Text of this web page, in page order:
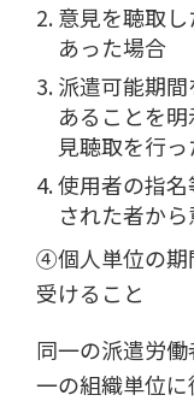
意見を聴取
あった場合
派遣可能期
あることを
見聴取を行
使用者の指
された者か
④個人単位の期
受けること
同一の派遣労
一の組織単位